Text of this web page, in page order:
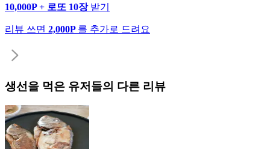
10,000P + 로또 10장 받기
리뷰 쓰면 2,000P 를 추가로 드려요
생선을 먹은 유저들의 다른 리뷰